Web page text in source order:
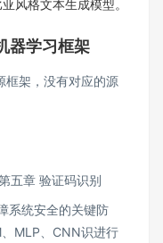
风格文本生成模型。
器学习框架
框架，没有对应的源
五章 验证码识别
系统安全的关键防
MLP、CNN识进行